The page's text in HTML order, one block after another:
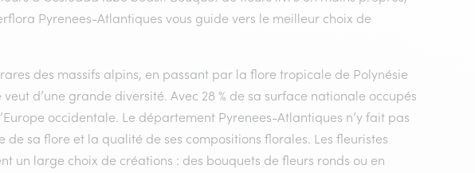
Pyrenees-Atlantiques vous guide vers le meilleur choix de
des massifs alpins, en passant par la flore tropicale de Polynésie
d’une grande diversité. Avec 28 % de sa surface nationale occupés
occidentale. Le département Pyrenees-Atlantiques n’y fait pas
sa flore et la qualité de ses compositions florales. Les fleuristes
un large choix de créations : des bouquets de fleurs ronds ou en